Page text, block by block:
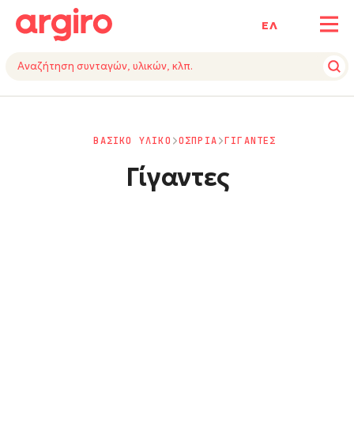
ΕΛ
ΒΑΣΙΚΟ ΥΛΙΚΟ ΟΣΠΡΙΑ ΓΙΓΑΝΤΕΣ
Γίγαντες